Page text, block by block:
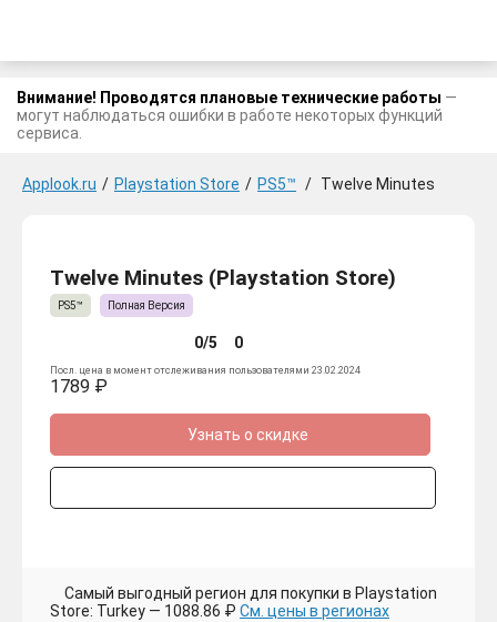
Внимание! Проводятся плановые технические работы —
могут наблюдаться ошибки в работе некоторых функций
сервиса.
Applook.ru / Playstation Store / PS5™ / Twelve Minutes
Twelve Minutes (Playstation Store)
PS5™ Полная Версия
0/5 0
Посл. цена в момент отслеживания пользователями 23.02.2024
1789 ₽
Узнать о скидке
Самый выгодный регион для покупки в Playstation
Store: Turkey — 1088.86 ₽ См. цены в регионах